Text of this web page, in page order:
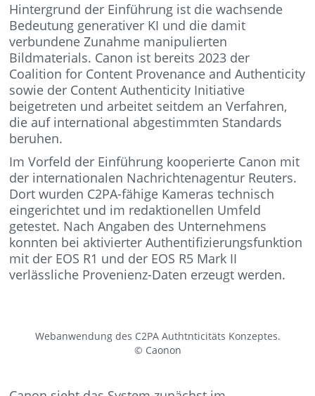
Hintergrund der Einführung ist die wachsende
Bedeutung generativer KI und die damit
verbundene Zunahme manipulierten
Bildmaterials. Canon ist bereits 2023 der
Coalition for Content Provenance and Authenticity
sowie der Content Authenticity Initiative
beigetreten und arbeitet seitdem an Verfahren,
die auf international abgestimmten Standards
beruhen.
Im Vorfeld der Einführung kooperierte Canon mit
der internationalen Nachrichtenagentur Reuters.
Dort wurden C2PA-fähige Kameras technisch
eingerichtet und im redaktionellen Umfeld
getestet. Nach Angaben des Unternehmens
konnten bei aktivierter Authentifizierungsfunktion
mit der EOS R1 und der EOS R5 Mark II
verlässliche Provenienz-Daten erzeugt werden.
Webanwendung des C2PA Authtnticitäts Konzeptes.
© Caonon